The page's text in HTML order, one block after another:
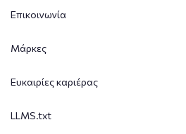
Επικοινωνία
Μάρκες
Ευκαιρίες καριέρας
LLMS.txt